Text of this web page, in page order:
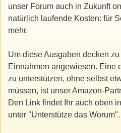
unser Forum auch in Zukunft
natürlich laufende Kosten: für
mehr.
Um diese Ausgaben decken
Einnahmen angewiesen. Eine
zu unterstützen, ohne selbst
müssen, ist unser Amazon-
Den Link findet Ihr auch oben
unter "Unterstütze das Worum".